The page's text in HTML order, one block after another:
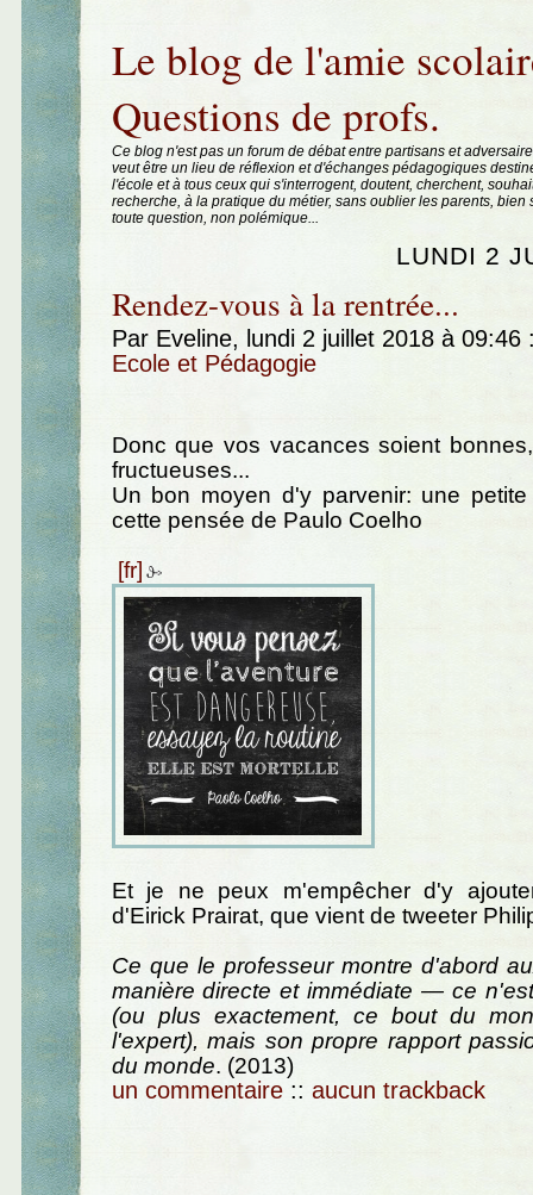
Le blog de l'amie
Questions de profs.
Ce blog n'est pas un forum de débat entre partisans et
veut être un lieu de réflexion et d'échanges pédagogiques
l'école et à tous ceux qui s'interrogent, doutent, cherchent,
recherche, à la pratique du métier, sans oublier les parents, bien
toute question, non polémique...
LUNDI 2
Rendez-vous à la rentrée...
Par Eveline, lundi 2 juillet 2018 à 09:46
Ecole et Pédagogie
Donc que vos vacances soient
fructueuses...
Un bon moyen d'y parvenir: une
cette pensée de Paulo Coelho
Et je ne peux m'empêcher d'y
d'Eirick Prairat, que vient de tweeter
Ce que le professeur montre d'abord
manière directe et immédiate — ce
(ou plus exactement, ce bout du
l'expert), mais son propre rapport
du monde. (2013)
un commentaire :: aucun trackback